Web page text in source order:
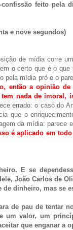
feito pela
e nove segundos)
de mídia corre
o certo que é o
mídia pró e o
então a opinião
nada de imoral,
errado: o caso do
que o
da mídia: parece
é aplicado em
E se
João Carlos de
dinheiro, mas se
de pau de tentar
um valor, um
que enganar a